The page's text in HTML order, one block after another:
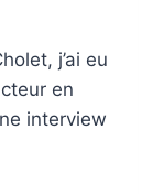
j’ai eu
en
interview